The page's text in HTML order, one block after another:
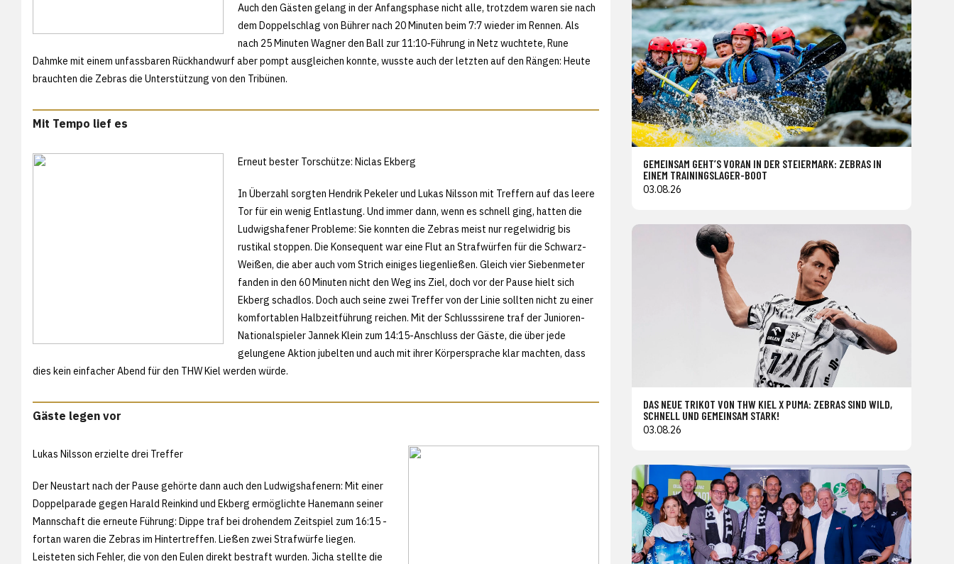
Auch den Gästen gelang in der Anfangsphase nicht alle, trotzdem waren sie nach
dem Doppelschlag von Bührer nach 20 Minuten beim 7:7 wieder im Rennen. Als
nach 25 Minuten Wagner den Ball zur 11:10-Führung in Netz wuchtete, Rune
Dahmke mit einem unfassbaren Rückhandwurf aber pompt ausgleichen konnte, wusste auch der letzten auf den Rängen: Heute
brauchten die Zebras die Unterstützung von den Tribünen.
Mit Tempo lief es
Erneut bester Torschütze: Niclas Ekberg
In Überzahl sorgten Hendrik Pekeler und Lukas Nilsson mit Treffern auf das leere
Tor für ein wenig Entlastung. Und immer dann, wenn es schnell ging, hatten die
Ludwigshafener Probleme: Sie konnten die Zebras meist nur regelwidrig bis
rustikal stoppen. Die Konsequent war eine Flut an Strafwürfen für die Schwarz-
Weißen, die aber auch vom Strich einiges liegenließen. Gleich vier Siebenmeter
fanden in den 60 Minuten nicht den Weg ins Ziel, doch vor der Pause hielt sich
Ekberg schadlos. Doch auch seine zwei Treffer von der Linie sollten nicht zu einer
komfortablen Halbzeitführung reichen. Mit der Schlusssirene traf der Junioren-
Nationalspieler Jannek Klein zum 14:15-Anschluss der Gäste, die über jede
gelungene Aktion jubelten und auch mit ihrer Körpersprache klar machten, dass
dies kein einfacher Abend für den THW Kiel werden würde.
Gäste legen vor
Lukas Nilsson erzielte drei Treffer
Der Neustart nach der Pause gehörte dann auch den Ludwigshafenern: Mit einer
Doppelparade gegen Harald Reinkind und Ekberg ermöglichte Hanemann seiner
Mannschaft die erneute Führung: Dippe traf bei drohendem Zeitspiel zum 16:15 -
fortan waren die Zebras im Hintertreffen. Ließen zwei Strafwürfe liegen.
Leisteten sich Fehler, die von den Eulen direkt bestraft wurden. Jicha stellte die
GEMEINSAM GEHT’S VORAN IN DER STEIERMARK: ZEBRAS IN
EINEM TRAININGSLAGER-BOOT
03.08.26
DAS NEUE TRIKOT VON THW KIEL X PUMA: ZEBRAS SIND WILD,
SCHNELL UND GEMEINSAM STARK!
03.08.26